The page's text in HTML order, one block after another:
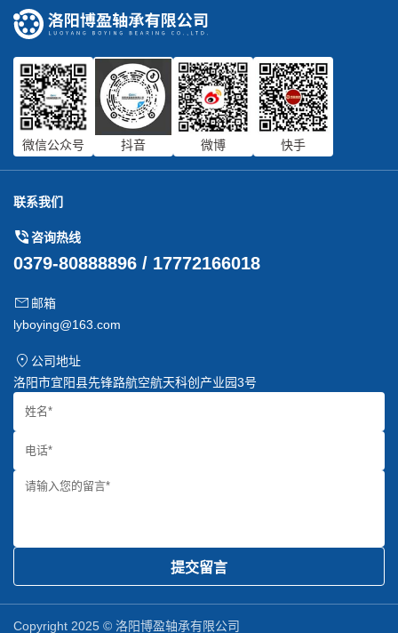
微信公众号 抖音 微博 快手
联系我们
咨询热线
0379-80888896 / 17772166018
邮箱
lyboying@163.com
公司地址
洛阳市宜阳县先锋路航空航天科创产业园3号
提交留言
Copyright 2025 © 洛阳博盈轴承有限公司